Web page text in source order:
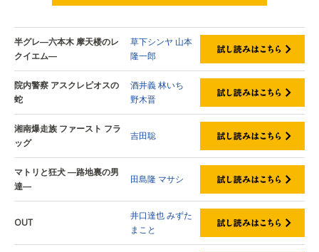
半グレ―六本木 摩天楼のレ
クイエム―
草下シンヤ 山本
隆一郎
院内警察 アスクレピオスの
蛇
酒井義林いち
野木晋
湘南爆走族 ファースト フラ
ッグ
吉田聡
マトリと狂犬 ―路地裏の男
達―
田島隆 マサシ
OUT
井口達也みずた
まこと